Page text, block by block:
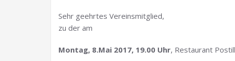
Sehr geehrtes Vereinsmitglied,
zu der am
Montag, 8.Mai 2017, 19.00 Uhr, Restaurant